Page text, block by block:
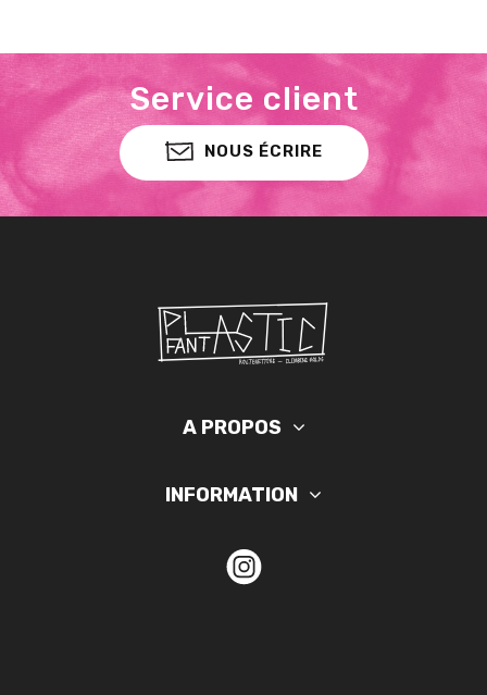
Service client
NOUS ÉCRIRE
A PROPOS
INFORMATION